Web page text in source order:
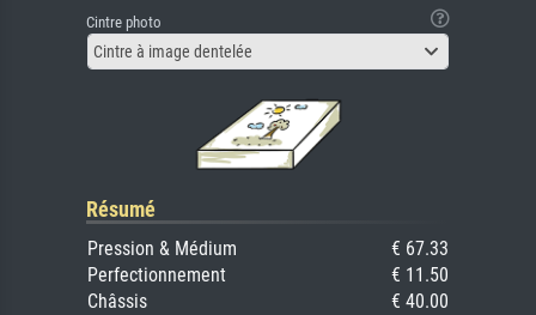
Cintre photo
Cintre à image dentelée
Résumé
Pression & Médium
€ 67.33
Perfectionnement
€ 11.50
Châssis
€ 40.00